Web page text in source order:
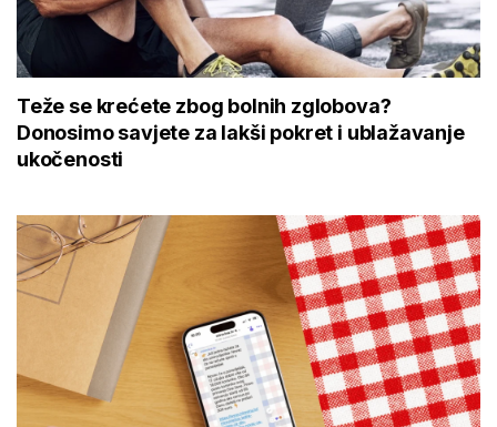
Teže se krećete zbog bolnih zglobova?
Donosimo savjete za lakši pokret i ublažavanje
ukočenosti